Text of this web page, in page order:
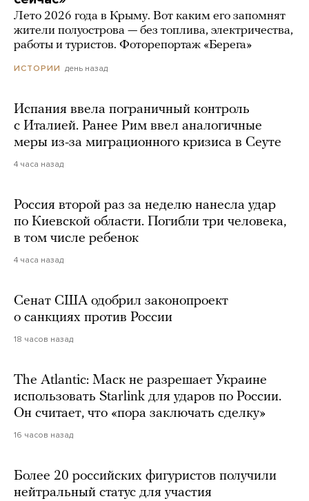
Лето 2026 года в Крыму. Вот каким его запомнят
жители полуострова — без топлива, электричества,
работы и туристов. Фоторепортаж «Берега»
ИСТОРИИ день назад
Испания ввела пограничный контроль
с Италией. Ранее Рим ввел аналогичные
меры из-за миграционного кризиса в Сеуте
4 часа назад
Россия второй раз за неделю нанесла удар
по Киевской области. Погибли три человека,
в том числе ребенок
4 часа назад
Сенат США одобрил законопроект
о санкциях против России
18 часов назад
The Atlantic: Маск не разрешает Украине
использовать Starlink для ударов по России.
Он считает, что «пора заключать сделку»
16 часов назад
Более 20 российских фигуристов получили
нейтральный статус для участия